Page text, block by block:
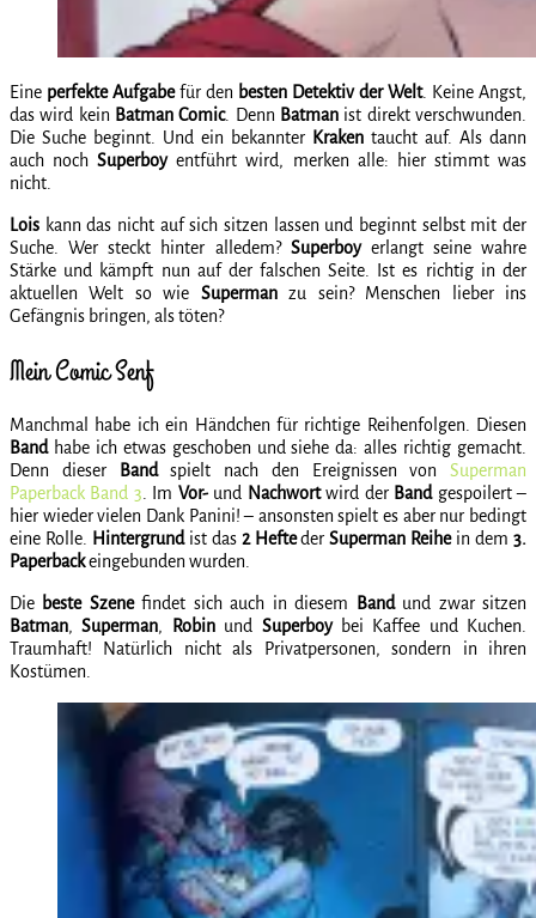
Eine perfekte Aufgabefür den besten Detektiv der Welt. Keine Angst,
das wird kein Batman Comic. Denn Batman ist direkt verschwunden.
Die Suche beginnt. Und ein bekannter Kraken taucht auf. Als dann
auch nochSuperboyentführt wird, merken alle: hier stimmt was
nicht.
Lois kann das nicht auf sich sitzen lassen und beginnt selbst mit der
Suche. Wer steckt hinter alledem? Superboyerlangt seine wahre
Stärke und kämpft nun auf der falschen Seite. Ist es richtig in der
aktuellen Welt so wie Supermanzu sein? Menschen lieber ins
Gefängnis bringen, als töten?
Mein Comic Senf
Manchmal habe ich ein Händchen für richtige Reihenfolgen. Diesen
Bandhabe ich etwas geschoben und siehe da: alles richtig gemacht.
Denn dieser
Bandspielt nach den Ereignissen von Superman
Paperback Band 3. Im Vor-und Nachwortwird der Bandgespoilert –
hier wieder vielen Dank Panini! – ansonsten spielt es aber nur bedingt
eine Rolle. Hintergrundist das 2 HeftederSuperman Reihein dem3.
Paperbackeingebunden wurden.
Die beste Szenefindet sich auch in diesem Bandund zwar sitzen
Batman,Superman, Robinund Superboybei Kaffee und Kuchen.
Traumhaft! Natürlich nicht als Privatpersonen, sondern in ihren
Kostümen.